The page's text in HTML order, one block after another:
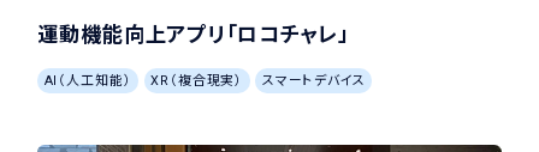
運動機能向上アプリ「ロコチャレ」
AI（人工知能） XR（複合現実） スマートデバイス